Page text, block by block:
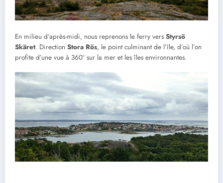
En milieu d’après-midi, nous reprenons le ferry vers Styrsö
Skäret. Direction Stora Rös, le point culminant de l’île, d’où l’on
profite d’une vue à 360° sur la mer et les îles environnantes.